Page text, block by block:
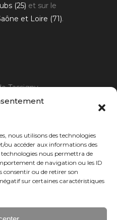
nous utilisons des technologies
ou accéder aux informations des
technologies nous permettra de
de navigation ou les ID
consentir ou de retirer son
sur certaines caractéristiques
(25) et sur le
et Loire (71).
Tassigny
vous.